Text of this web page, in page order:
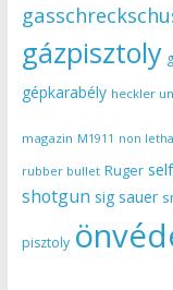
gázpisztoly
gépkarabély heckler
magazin M1911 non
rubber bullet Ruger
shotgun sig sauer
pisztoly